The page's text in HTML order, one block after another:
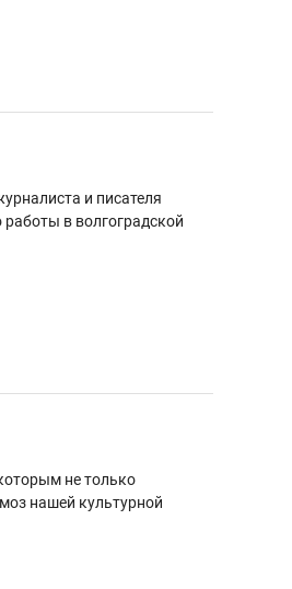
и писателя
в волгоградской
не только
нашей культурной